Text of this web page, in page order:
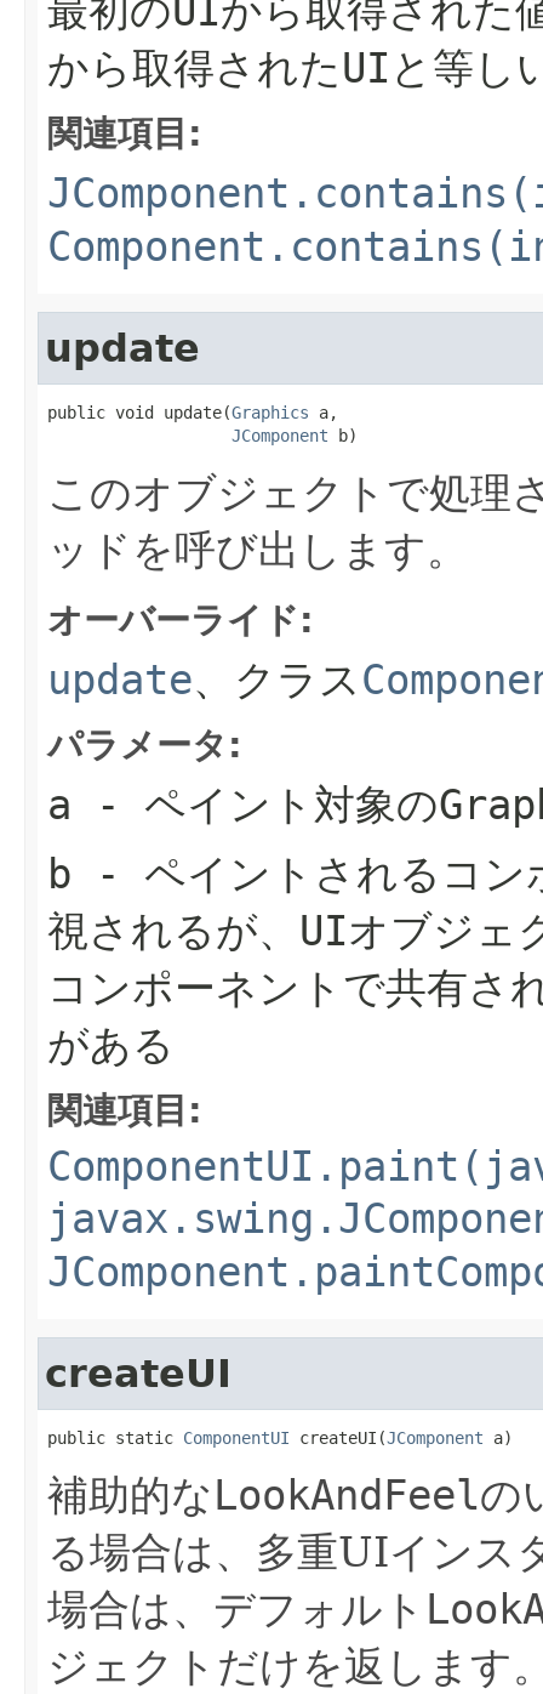
最初のUIから取得された
から取得されたUIと等し
関連項目:
update
public void update(Graphics a,
JComponent b)
このオブジェクトで処理
ッドを呼び出します。
オーバーライド:
update、クラス
パラメータ:
a - ペイント対象の
b - ペイントされるコン
視されるが、UIオブジェ
コンポーネントで共有さ
がある
関連項目:
createUI
public static ComponentUI createUI(JComponent a)
補助的なLookAndFeelの
る場合は、多重UIインス
場合は、デフォルト
ジェクトだけを返します